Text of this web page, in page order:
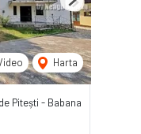
Harta
Next
Pitești - Babana